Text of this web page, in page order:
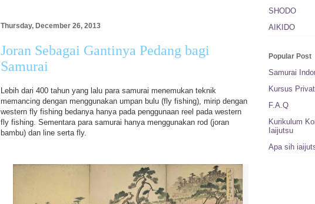
Thursday, December 26, 2013
Joran Sebagai Gantinya Pedang bagi
Samurai
Lebih dari 400 tahun yang lalu para samurai menemukan teknik
memancing dengan menggunakan umpan bulu (fly fishing), mirip dengan
western fly fishing bedanya hanya pada penggunaan reel pada western
fly fishing. Sementara para samurai hanya menggunakan rod (joran
bambu) dan line serta fly.
SHODO
AIKIDO
Popular Post
Samurai
Kursus
F.A.Q
Kurikulum
Iaijutsu
Apa sih